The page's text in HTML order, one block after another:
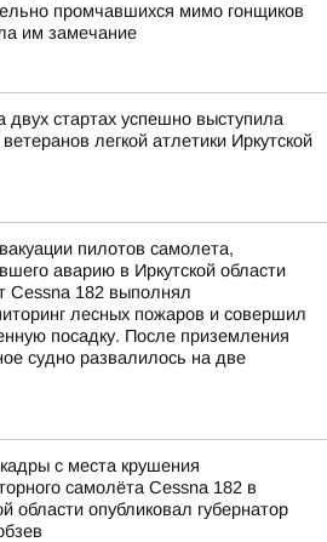
промчавшихся мимо гонщиков
им замечание
двух стартах успешно выступила
легкой атлетики Иркутской
пилотов самолета,
аварию в Иркутской области
Cessna 182 выполнял
лесных пожаров и совершил
посадку. После приземления
судно развалилось на две
с места крушения
самолёта Cessna 182 в
области опубликовал губернатор